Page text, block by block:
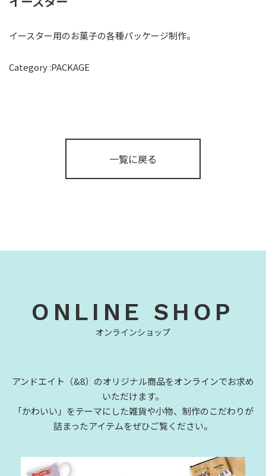
イースター用のお菓子の各種パッケージ制作。
Category :PACKAGE
一覧に戻る
ONLINE SHOP
オンラインショップ
アンドエイト（&8）のオリジナル商品をオンラインでお求め
いただけます。
「かわいい」をテーマにした雑貨や小物、制作のこだわりが
詰まったアイテムをぜひご覧ください。